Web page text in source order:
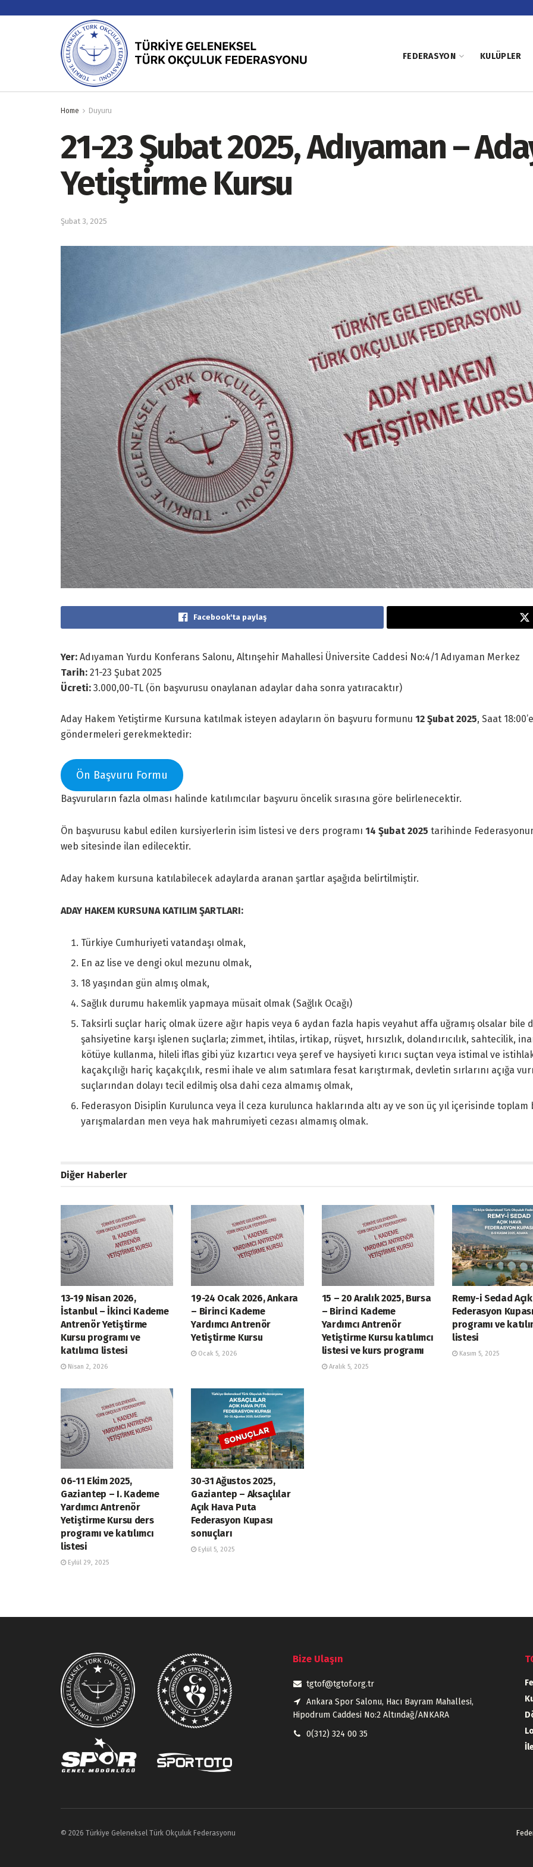
FEDERASYON KULÜPLER
Home Duyuru
21-23 Şubat 2025, Adıyaman –
Yetiştirme Kursu
Şubat 3, 2025
Facebook'ta paylaş
Yer: Adıyaman Yurdu Konferans Salonu, Altınşehir Mahallesi Üniversite Caddesi No:4/1 Adıyaman Merkez
Tarih: 21-23 Şubat 2025
Ücreti: 3.000,00-TL (ön başvurusu onaylanan adaylar daha sonra yatıracaktır)
Aday Hakem Yetiştirme Kursuna katılmak isteyen adayların ön başvuru formunu 12 Şubat 2025, Saat
göndermeleri gerekmektedir:
Ön Başvuru Formu
Başvuruların fazla olması halinde katılımcılar başvuru öncelik sırasına göre belirlenecektir.
Ön başvurusu kabul edilen kursiyerlerin isim listesi ve ders programı 14 Şubat 2025 tarihinde
web sitesinde ilan edilecektir.
Aday hakem kursuna katılabilecek adaylarda aranan şartlar aşağıda belirtilmiştir.
ADAY HAKEM KURSUNA KATILIM ŞARTLARI:
Türkiye Cumhuriyeti vatandaşı olmak,
En az lise ve dengi okul mezunu olmak,
18 yaşından gün almış olmak,
Sağlık durumu hakemlik yapmaya müsait olmak (Sağlık Ocağı)
Taksirli suçlar hariç olmak üzere ağır hapis veya 6 aydan fazla hapis veyahut affa uğramış olsalar bile
şahsiyetine karşı işlenen suçlarla; zimmet, ihtilas, irtikap, rüşvet, hırsızlık, dolandırıcılık, sahtecilik,
kötüye kullanma, hileli iflas gibi yüz kızartıcı veya şeref ve haysiyeti kırıcı suçtan veya istimal ve
kaçakçılığı hariç kaçakçılık, resmi ihale ve alım satımlara fesat karıştırmak, devletin sırlarını açığa
suçlarından dolayı tecil edilmiş olsa dahi ceza almamış olmak,
Federasyon Disiplin Kurulunca veya İl ceza kurulunca haklarında altı ay ve son üç yıl içerisinde toplam
yarışmalardan men veya hak mahrumiyeti cezası almamış olmak.
Diğer Haberler
13-19 Nisan 2026,
İstanbul – İkinci Kademe
Antrenör Yetiştirme
Kursu programı ve
katılımcı listesi
Nisan 2, 2026
19-24 Ocak 2026, Ankara
– Birinci Kademe
Yardımcı Antrenör
Yetiştirme Kursu
Ocak 5, 2026
15 – 20 Aralık 2025, Bursa
– Birinci Kademe
Yardımcı Antrenör
Yetiştirme Kursu katılımcı
listesi ve kurs programı
Aralık 5, 2025
Remy-i Sedad
Federasyon Kupası
programı ve
listesi
Kasım 5, 2025
06-11 Ekim 2025,
Gaziantep – I. Kademe
Yardımcı Antrenör
Yetiştirme Kursu ders
programı ve katılımcı
listesi
Eylül 29, 2025
30-31 Ağustos 2025,
Gaziantep – Aksaçlılar
Açık Hava Puta
Federasyon Kupası
sonuçları
Eylül 5, 2025
Bize Ulaşın
tgtof@tgtof.org.tr
Ankara Spor Salonu, Hacı Bayram Mahallesi,
Hipodrum Caddesi No:2 Altındağ/ANKARA
0(312) 324 00 35
© 2026 Türkiye Geleneksel Türk Okçuluk Federasyonu